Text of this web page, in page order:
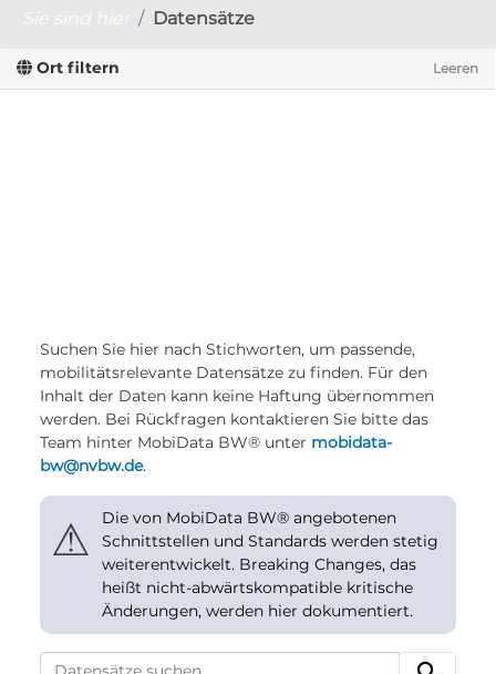
Datensätze
Ort filtern Leeren
Suchen Sie hier nach Stichworten, um passende,
mobilitätsrelevante Datensätze zu finden. Für den
Inhalt der Daten kann keine Haftung übernommen
werden. Bei Rückfragen kontaktieren Sie bitte das
Team hinter MobiData BW® unter mobidata-
bw@nvbw.de.
⚠
Die von MobiData BW® angebotenen
Schnittstellen und Standards werden stetig
weiterentwickelt. Breaking Changes, das
heißt nicht-abwärtskompatible kritische
Änderungen, werden hier dokumentiert.